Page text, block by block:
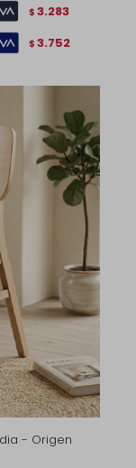
$ 3.283
$ 3.752
- Origen